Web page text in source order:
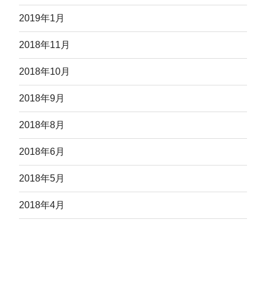
2019年1月
2018年11月
2018年10月
2018年9月
2018年8月
2018年6月
2018年5月
2018年4月